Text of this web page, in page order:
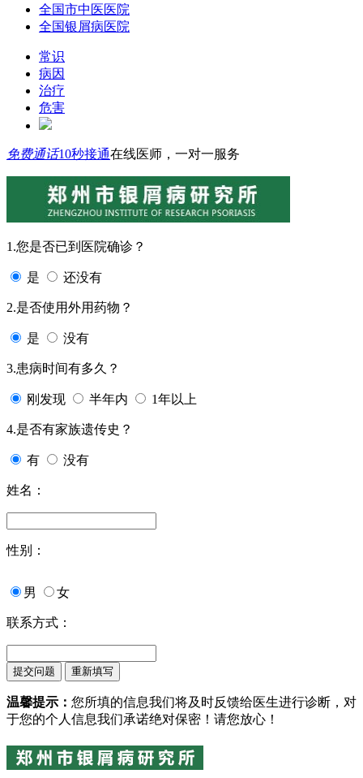
全国市中医医院
全国银屑病医院
常识
病因
治疗
危害
免费通话10秒接通在线医师，一对一服务
1.您是否已到医院确诊？
是 还没有
2.是否使用外用药物？
是 没有
3.患病时间有多久？
刚发现 半年内 1年以上
4.是否有家族遗传史？
有 没有
姓名：
性别：
男 女
联系方式：
温馨提示： 您所填的信息我们将及时反馈给医生进行诊断，对
于您的个人信息我们承诺绝对保密！请您放心！